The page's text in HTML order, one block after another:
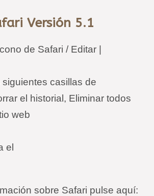
Versión 5.1
de Safari / Editar |
casillas de
el historial, Eliminar todos
web
el
sobre Safari pulse aquí: